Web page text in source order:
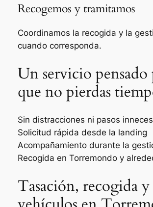
Recogemos y tramitamos
Coordinamos la recogida y la
cuando corresponda.
Un servicio pensado
que no pierdas
Sin distracciones ni pasos
Solicitud rápida desde la landing
Acompañamiento durante la
Recogida en Torremondo y
Tasación, recogida y